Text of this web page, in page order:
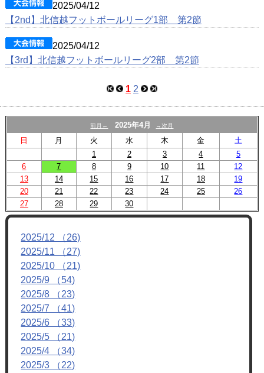
2025/04/12
【2nd】北信越フットボールリーグ1部 第2節
2025/04/12
【3rd】北信越フットボールリーグ2部 第2節
1 2
前月← 2025年4月 →次月
日 月 火 水 木 金
土
1
2 3 4
5
6
7 8 9 10 11
12
13
14 15 16 17 18
19
20
21 22 23 24 25
26
27
28 29 30
2025/12 （26)
2025/11 （27)
2025/10 （21)
2025/9 （54)
2025/8 （23)
2025/7 （41)
2025/6 （33)
2025/5 （21)
2025/4 （34)
2025/3 （22)